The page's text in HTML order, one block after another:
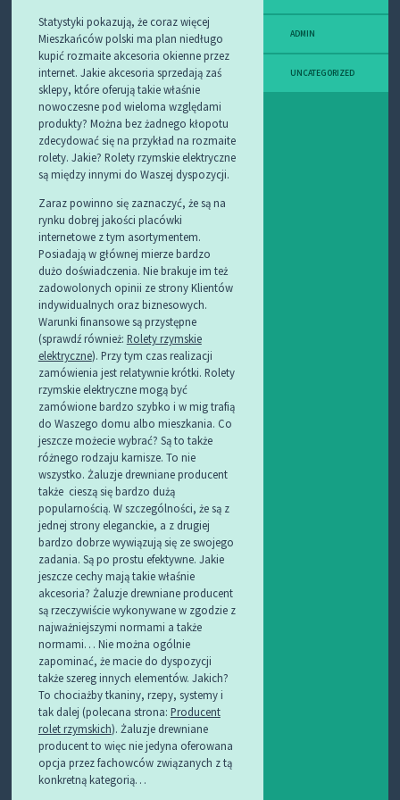
Statystyki pokazują, że coraz więcej
Mieszkańców polski ma plan niedługo
kupić rozmaite akcesoria okienne przez
internet. Jakie akcesoria sprzedają zaś
sklepy, które oferują takie właśnie
nowoczesne pod wieloma względami
produkty? Można bez żadnego kłopotu
zdecydować się na przykład na rozmaite
rolety. Jakie? Rolety rzymskie elektryczne
są między innymi do Waszej dyspozycji.
Zaraz powinno się zaznaczyć, że są na
rynku dobrej jakości placówki
internetowe z tym asortymentem.
Posiadają w głównej mierze bardzo
dużo doświadczenia. Nie brakuje im też
zadowolonych opinii ze strony Klientów
indywidualnych oraz biznesowych.
Warunki finansowe są przystępne
(sprawdź również: Rolety rzymskie
elektryczne). Przy tym czas realizacji
zamówienia jest relatywnie krótki. Rolety
rzymskie elektryczne mogą być
zamówione bardzo szybko i w mig trafią
do Waszego domu albo mieszkania. Co
jeszcze możecie wybrać? Są to także
różnego rodzaju karnisze. To nie
wszystko. Żaluzje drewniane producent
także cieszą się bardzo dużą
popularnością. W szczególności, że są z
jednej strony eleganckie, a z drugiej
bardzo dobrze wywiązują się ze swojego
zadania. Są po prostu efektywne. Jakie
jeszcze cechy mają takie właśnie
akcesoria? Żaluzje drewniane producent
są rzeczywiście wykonywane w zgodzie z
najważniejszymi normami a także
normami… Nie można ogólnie
zapominać, że macie do dyspozycji
także szereg innych elementów. Jakich?
To chociażby tkaniny, rzepy, systemy i
tak dalej (polecana strona: Producent
rolet rzymskich). Żaluzje drewniane
producent to więc nie jedyna oferowana
opcja przez fachowców związanych z tą
konkretną kategorią…
ADMIN
UNCATEGORIZED